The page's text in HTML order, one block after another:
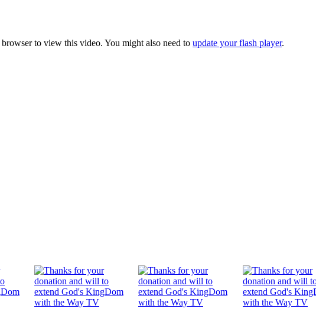
to view this video. You might also need toupdate your flash player.